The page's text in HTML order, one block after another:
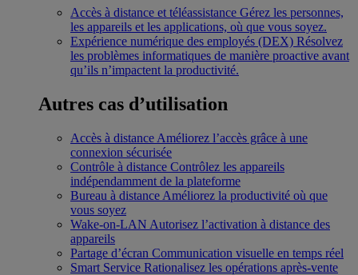
Accès à distance et téléassistance Gérez les personnes,
les appareils et les applications, où que vous soyez.
Expérience numérique des employés (DEX) Résolvez
les problèmes informatiques de manière proactive avant
qu’ils n’impactent la productivité.
Autres cas d’utilisation
Accès à distance Améliorez l’accès grâce à une
connexion sécurisée
Contrôle à distance Contrôlez les appareils
indépendamment de la plateforme
Bureau à distance Améliorez la productivité où que
vous soyez
Wake-on-LAN Autorisez l’activation à distance des
appareils
Partage d’écran Communication visuelle en temps réel
Smart Service Rationalisez les opérations après-vente